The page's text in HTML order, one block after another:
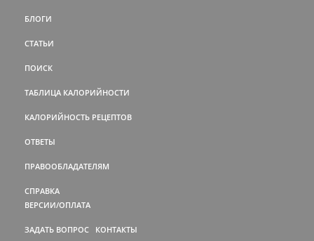
БЛОГИ
СТАТЬИ
ПОИСК
ТАБЛИЦА КАЛОРИЙНОСТИ
КАЛОРИЙНОСТЬ РЕЦЕПТОВ
ОТВЕТЫ
ПРАВООБЛАДАТЕЛЯМ
СПРАВКА
ВЕРСИИ/ОПЛАТА
ЗАДАТЬ ВОПРОС КОНТАКТЫ